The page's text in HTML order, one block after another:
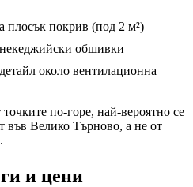
покрив (под 2 м²)
обшивки
около вентилационна
по-горе, най-вероятно се
във Велико Търново, а не от
и цени